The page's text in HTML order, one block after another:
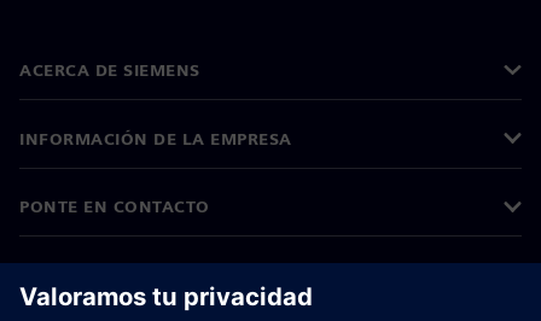
ACERCA DE SIEMENS
INFORMACIÓN DE LA EMPRESA
PONTE EN CONTACTO